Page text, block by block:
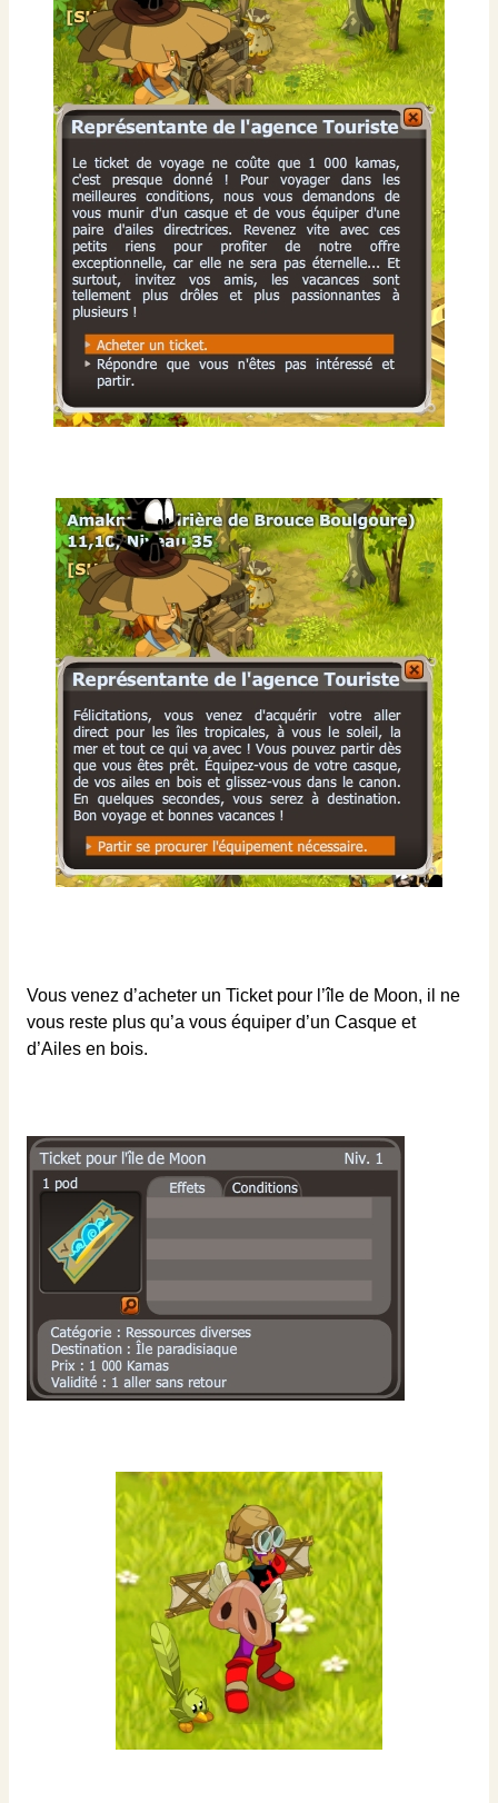
Vous venez d’acheter un Ticket pour l’île de Moon, il ne
vous reste plus qu’a vous équiper d’un Casque et
d’Ailes en bois.